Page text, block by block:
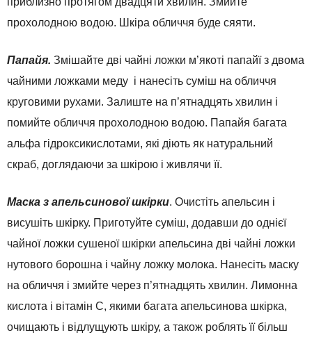
прохолодною водою. Шкіра обличчя буде сяяти.
Папайя. Змішайте дві чайні ложки м’якоті папайї з двома
чайними ложками меду і нанесіть суміш на обличчя
круговими рухами. Залиште на п’ятнадцять хвилин і
помийте обличчя прохолодною водою. Папайя багата
альфа гідроксикислотами, які діють як натуральний
скраб, доглядаючи за шкірою і живлячи її.
Маска з апельсинової шкірки. Очистіть апельсин і
висушіть шкірку. Приготуйте суміш, додавши до однієї
чайної ложки сушеної шкірки апельсина дві чайні ложки
нутового борошна і чайну ложку молока. Нанесіть маску
на обличчя і змийте через п’ятнадцять хвилин. Лимонна
кислота і вітамін С, якими багата апельсинова шкірка,
очищають і відлущують шкіру, а також роблять її більш